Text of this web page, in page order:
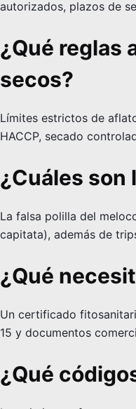
autorizados, plazos de
¿Qué reglas
secos?
Límites estrictos de
HACCP, secado
¿Cuáles son
La falsa polilla del
capitata), además de
¿Qué
Un certificado
15 y documentos
¿Qué